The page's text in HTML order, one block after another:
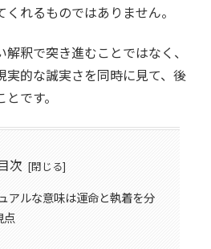
れるものではありません。
釈で突き進むことではなく、
実的な誠実さを同時に見て、後
です。
次
アルな意味は運命と執着を分
点